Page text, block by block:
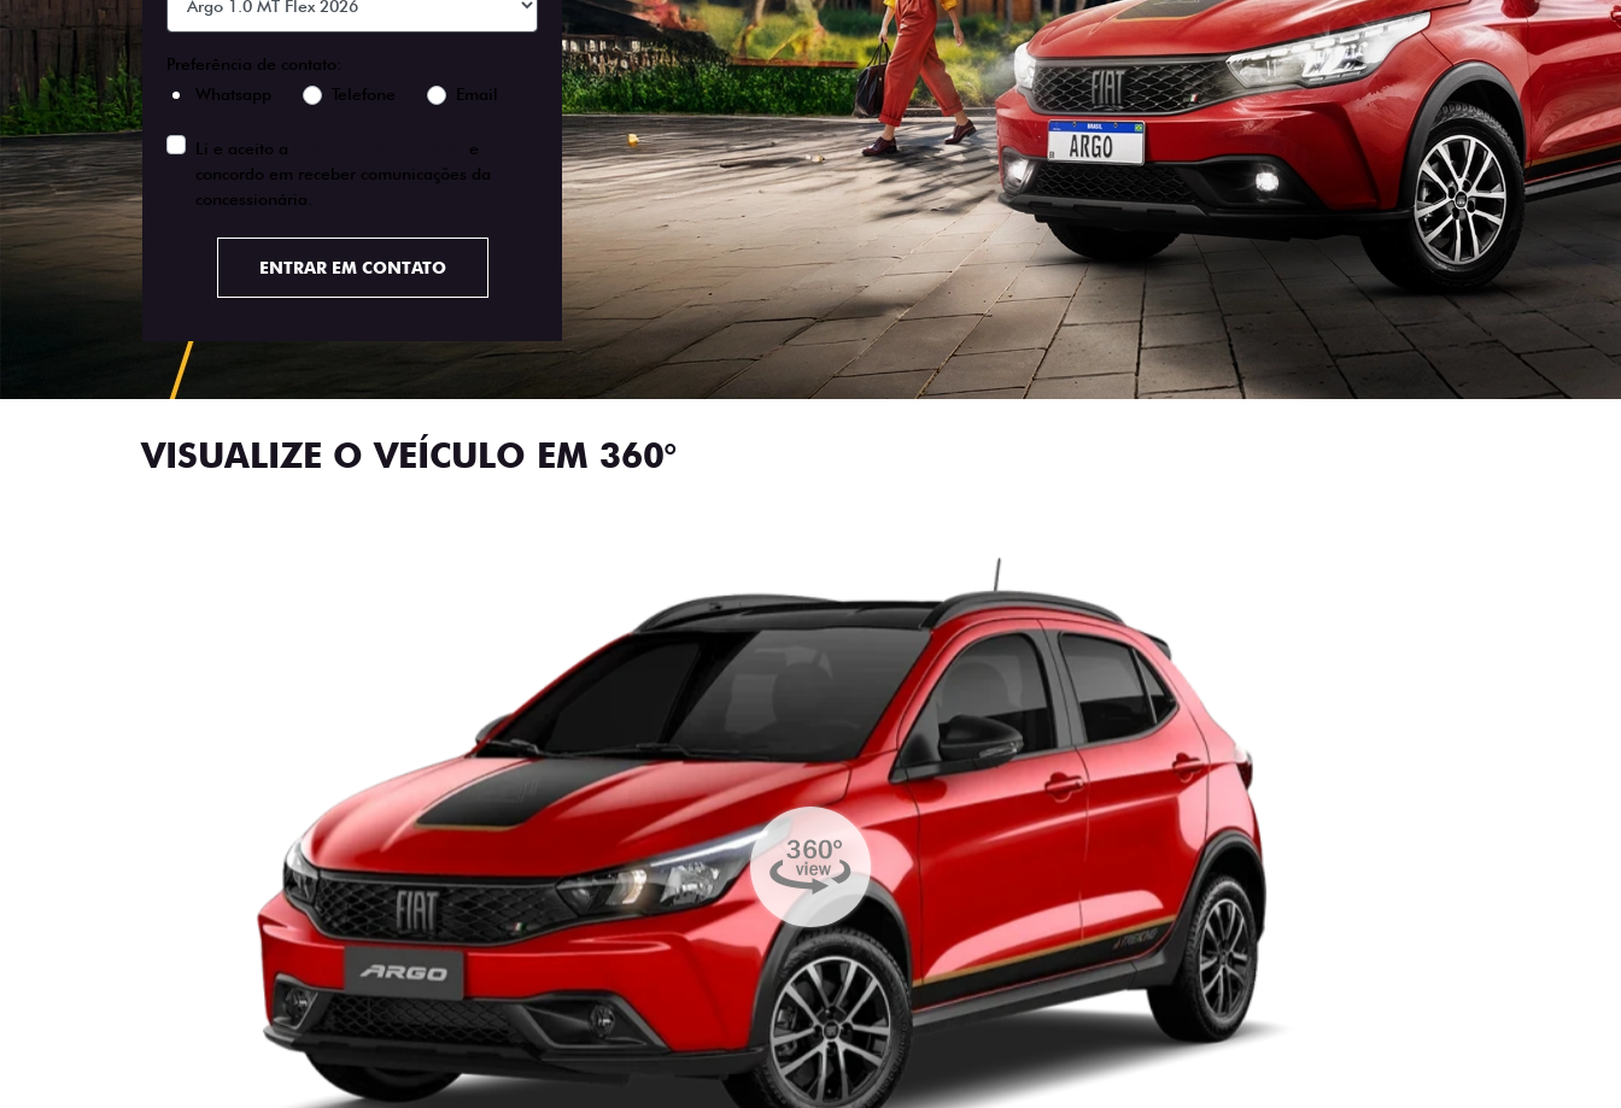
Preferência de contato:
Whatsapp
Telefone Email
Li e aceito a
e
concordo em receber comunicações da
concessionária.
ENTRAR EM CONTATO
VISUALIZE O VEÍCULO EM 360°